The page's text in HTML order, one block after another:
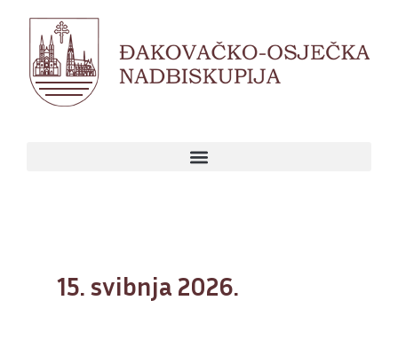
content
15. svibnja 2026.